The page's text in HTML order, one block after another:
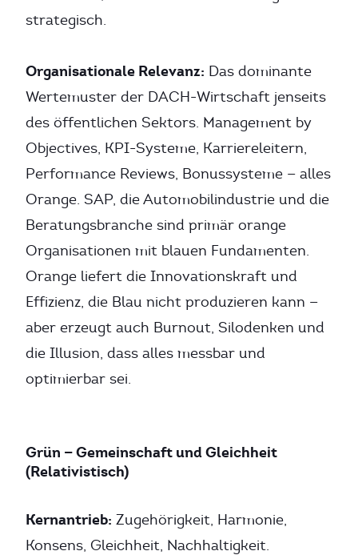
strategisch.
Organisationale Relevanz: Das dominante
Wertemuster der DACH-Wirtschaft jenseits
des öffentlichen Sektors. Management by
Objectives, KPI-Systeme, Karriereleitern,
Performance Reviews, Bonussysteme — alles
Orange. SAP, die Automobilindustrie und die
Beratungsbranche sind primär orange
Organisationen mit blauen Fundamenten.
Orange liefert die Innovationskraft und
Effizienz, die Blau nicht produzieren kann —
aber erzeugt auch Burnout, Silodenken und
die Illusion, dass alles messbar und
optimierbar sei.
Grün — Gemeinschaft und Gleichheit
(Relativistisch)
Kernantrieb: Zugehörigkeit, Harmonie,
Konsens, Gleichheit, Nachhaltigkeit.